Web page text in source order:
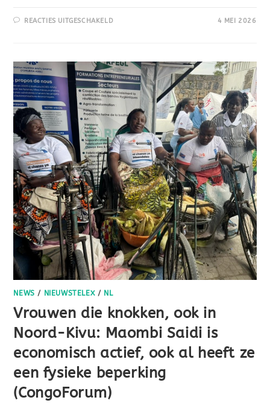
REACTIES UITGESCHAKELD 4 MEI 2026
NEWS / NIEUWSTELEX/ NL
Vrouwen die knokken, ook in
Noord-Kivu: Maombi Saidi is
economisch actief, ook al heeft ze
een fysieke beperking
(CongoForum)